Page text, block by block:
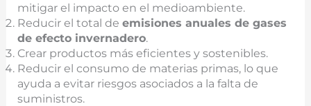
mitigar el impacto en el medioambiente.
Reducir el total de emisiones anuales de gases
de efecto invernadero.
Crear productos más eficientes y sostenibles.
Reducir el consumo de materias primas, lo que
ayuda a evitar riesgos asociados a la falta de
suministros.